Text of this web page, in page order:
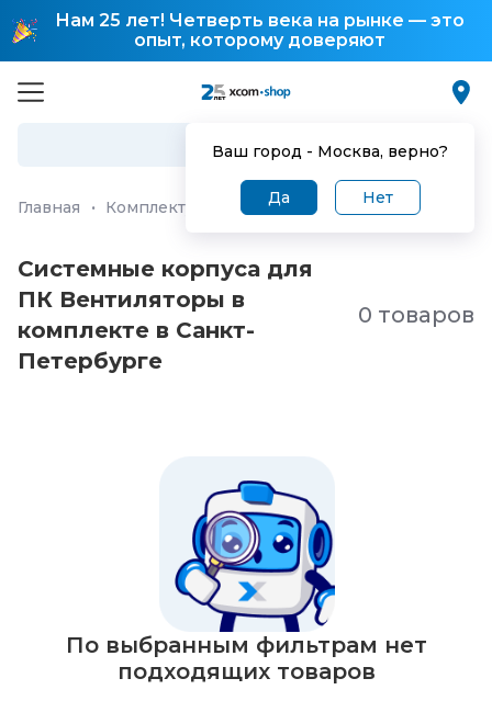
Нам 25 лет! Четверть века на рынке — это
опыт, которому доверяют
Ваш город - Москва, верно?
Да Нет
Главная · Комплектующие для ПК и ноутбуков
Системные корпуса для
ПК Вентиляторы в
комплекте в Санкт-
Петербургe
0 товаров
По выбранным фильтрам нет
подходящих товаров